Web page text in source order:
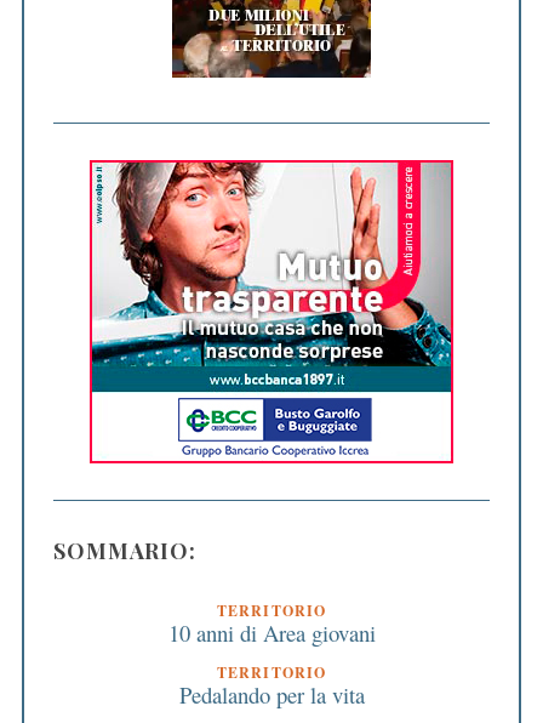
SOMMARIO:
TERRITORIO
10 anni di Area giovani
TERRITORIO
Pedalando per la vita